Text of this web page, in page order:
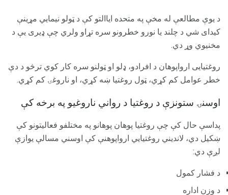
د یوې مطالعې له مخې په متحده ایاالتو کې د ټولو نیمایي مړینې
کیدای شي د چلند یا نورو خطرونو سره تړاو ولري چې ډیری یې د
مخنیوي وړ دي.
روغتیایی ارواپوهان د افرادو، ډلو او ټولنو سره کار کوي ترڅو د دې
خطر عوامل کم کړي، ټول روغتیا ښه کړي، او ناروغۍ کم کړي.
اوسنۍ ستونزې د روغتیا د رواني ناروغیو په برخه کې
پداسې حال کې چې روغتیا پوهان پوهانو په مختلفو فعالیتونو کې
ښکیل دي، لاندیني روغتیایي ارواپوهنې کې اوسني مسالې یوازې
لږې دي:
د فشار کمول
د وزن اداره